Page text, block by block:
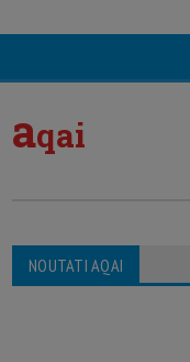
aqai
NOUTATI AQAI